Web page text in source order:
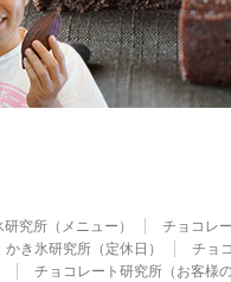
究所（メニュー）
チョコレ
かき氷研究所（定休日）
チョ
チョコレート研究所（お客様